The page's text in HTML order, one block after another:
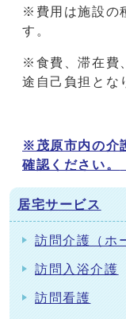
※費用は施設の
す。
※食費、滞在費
途自己負担とな
※茂原市内の介
確認ください。
居宅サービス
訪問介護（ホ
訪問入浴介護
訪問看護